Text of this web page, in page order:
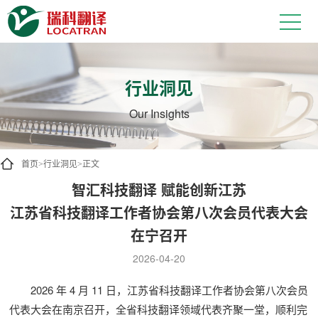
行业洞见
Our Insights
首页>行业洞见>正文
智汇科技翻译 赋能创新江苏
江苏省科技翻译工作者协会第八次会员代表大会
在宁召开
2026-04-20
2026 年 4 月 11 日，江苏省科技翻译工作者协会第八次会员
代表大会在南京召开，全省科技翻译领域代表齐聚一堂，顺利完